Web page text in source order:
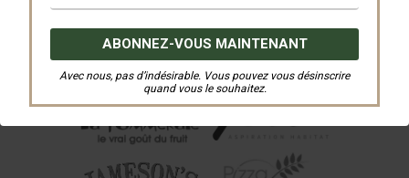
Avec nous, pas d’indésirable. Vous pouvez vous désinscrire
quand vous le souhaitez.